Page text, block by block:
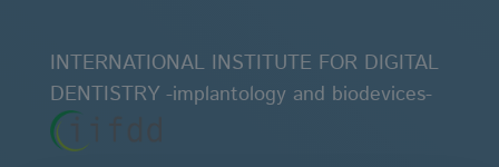
INTERNATIONAL INSTITUTE FOR DIGITAL
DENTISTRY -implantology and biodevices-